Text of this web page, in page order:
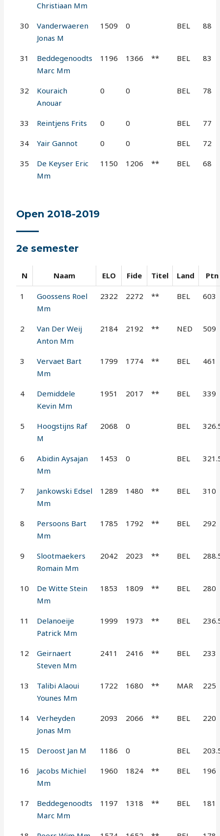
Christiaan Mm
30
Vanderwaeren
Jonas M
1509 0 BEL 88
31
Beddegenoodts
Marc Mm
1196 1366 ** BEL 83
32
Kouraich
Anouar
0 0 BEL 78
33 Reintjens Frits 0 0 BEL 77
34 Yair Gannot 0 0 BEL 72
35
De Keyser Eric
Mm
1150 1206 ** BEL 68
Open 2018-2019
2e semester
N Naam ELO Fide Titel Land Ptn
1
Goossens Roel
Mm
2322 2272 ** BEL 603
2
Van Der Weij
Anton Mm
2184 2192 ** NED 509
3
Vervaet Bart
Mm
1799 1774 ** BEL 461
4
Demiddele
Kevin Mm
1951 2017 ** BEL 339
5
Hoogstijns Raf
M
2068 0 BEL
6
Abidin Aysajan
Mm
1453 0 BEL
7
Jankowski Edsel
Mm
1289 1480 ** BEL 310
8
Persoons Bart
Mm
1785 1792 ** BEL 292
9
Slootmaekers
Romain Mm
2042 2023 ** BEL
10
De Witte Stein
Mm
1853 1809 ** BEL 280
11
Delanoeije
Patrick Mm
1999 1973 ** BEL
12
Geirnaert
Steven Mm
2411 2416 ** BEL 233
13
Talibi Alaoui
Younes Mm
1722 1680 ** MAR 225
14
Verheyden
Jonas Mm
2093 2066 ** BEL 220
15 Deroost Jan M 1186 0 BEL
16
Jacobs Michiel
Mm
1960 1824 ** BEL 196
17
Beddegenoodts
Marc Mm
1197 1318 ** BEL 181